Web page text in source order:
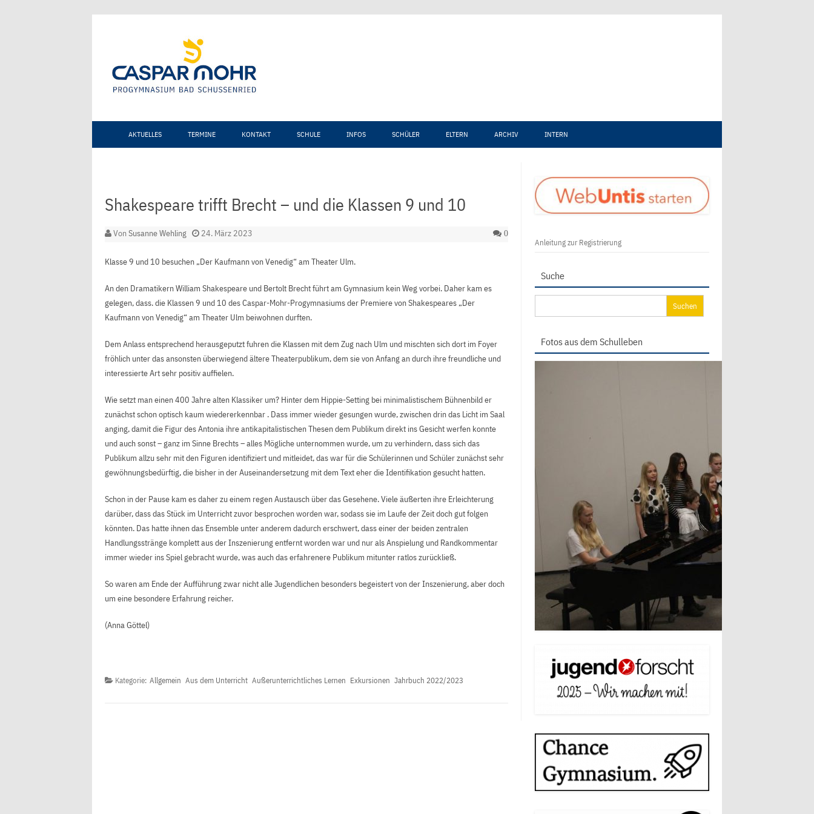
AKTUELLES TERMINE KONTAKT SCHULE INFOS SCHÜLER ELTERN ARCHIV INTERN
Shakespeare trifft Brecht – und die Klassen 9 und 10
VonSusanne Wehling 24. März 2023 0
Klasse 9 und 10 besuchen „Der Kaufmann von Venedig“ am Theater Ulm.
An den Dramatikern William Shakespeare und Bertolt Brecht führt am Gymnasium kein Weg vorbei. Daher kam es
gelegen, dass. die Klassen 9 und 10 des Caspar-Mohr-Progymnasiums der Premiere von Shakespeares „Der
Kaufmann von Venedig“ am Theater Ulm beiwohnen durften.
Dem Anlass entsprechend herausgeputzt fuhren die Klassen mit dem Zug nach Ulm und mischten sich dort im Foyer
fröhlich unter das ansonsten überwiegend ältere Theaterpublikum, dem sie von Anfang an durch ihre freundliche und
interessierte Art sehr positiv auffielen.
Wie setzt man einen 400 Jahre alten Klassiker um? Hinter dem Hippie-Setting bei minimalistischem Bühnenbild er
zunächst schon optisch kaum wiedererkennbar . Dass immer wieder gesungen wurde, zwischen drin das Licht im Saal
anging, damit die Figur des Antonia ihre antikapitalistischen Thesen dem Publikum direkt ins Gesicht werfen konnte
und auch sonst – ganz im Sinne Brechts – alles Mögliche unternommen wurde, um zu verhindern, dass sich das
Publikum allzu sehr mit den Figuren identifiziert und mitleidet, das war für die Schülerinnen und Schüler zunächst sehr
gewöhnungsbedürftig, die bisher in der Auseinandersetzung mit dem Text eher die Identifikation gesucht hatten.
Schon in der Pause kam es daher zu einem regen Austausch über das Gesehene. Viele äußerten ihre Erleichterung
darüber, dass das Stück im Unterricht zuvor besprochen worden war, sodass sie im Laufe der Zeit doch gut folgen
könnten. Das hatte ihnen das Ensemble unter anderem dadurch erschwert, dass einer der beiden zentralen
Handlungsstränge komplett aus der Inszenierung entfernt worden war und nur als Anspielung und Randkommentar
immer wieder ins Spiel gebracht wurde, was auch das erfahrenere Publikum mitunter ratlos zurückließ.
So waren am Ende der Aufführung zwar nicht alle Jugendlichen besonders begeistert von der Inszenierung, aber doch
um eine besondere Erfahrung reicher.
(Anna Göttel)
Kategorie: Allgemein Aus dem Unterricht Außerunterrichtliches Lernen Exkursionen Jahrbuch 2022/2023
Anleitung zur Registrierung
Suche
nach:
Fotos aus dem Schulleben